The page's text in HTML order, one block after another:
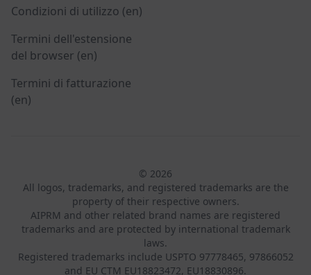
Condizioni di utilizzo (en)
Termini dell'estensione
del browser (en)
Termini di fatturazione
(en)
© 2026
All logos, trademarks, and registered trademarks are the
property of their respective owners.
AIPRM and other related brand names are registered
trademarks and are protected by international trademark
laws.
Registered trademarks include USPTO 97778465, 97866052
and EU CTM EU18823472, EU18830896.